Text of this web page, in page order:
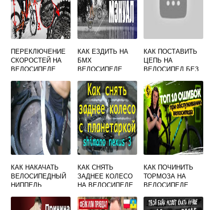
ПЕРЕКЛЮЧЕНИЕ
СКОРОСТЕЙ НА
ВЕЛОСИПЕДЕ
КАК ЕЗДИТЬ НА
БМХ
ВЕЛОСИПЕДЕ
КАК ПОСТАВИТЬ
ЦЕПЬ НА
ВЕЛОСИПЕД БЕЗ
КАК НАКАЧАТЬ
ВЕЛОСИПЕДНЫЙ
НИППЕЛЬ
М НАСОСОМ
КАК СНЯТЬ
ЗАДНЕЕ КОЛЕСО
НА ВЕЛОСИПЕДЕ
КАК ПОЧИНИТЬ
ТОРМОЗА НА
ВЕЛОСИПЕДЕ